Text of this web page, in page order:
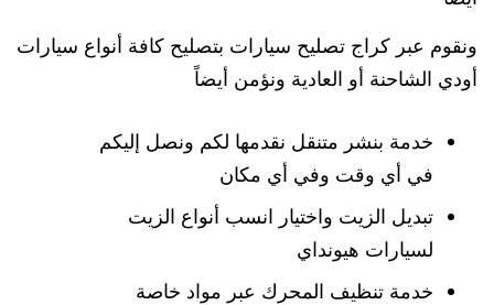
ونقوم عبر كراج تصليح سيارات بتصليح كافة أنواع سيارات
أودي الشاحنة أو العادية ونؤمن أيضاً
خدمة بنشر متنقل نقدمها لكم ونصل إليكم
في أي وقت وفي أي مكان
تبديل الزيت واختيار انسب أنواع الزيت
لسيارات هيونداي
خدمة تنظيف المحرك عبر مواد خاصة